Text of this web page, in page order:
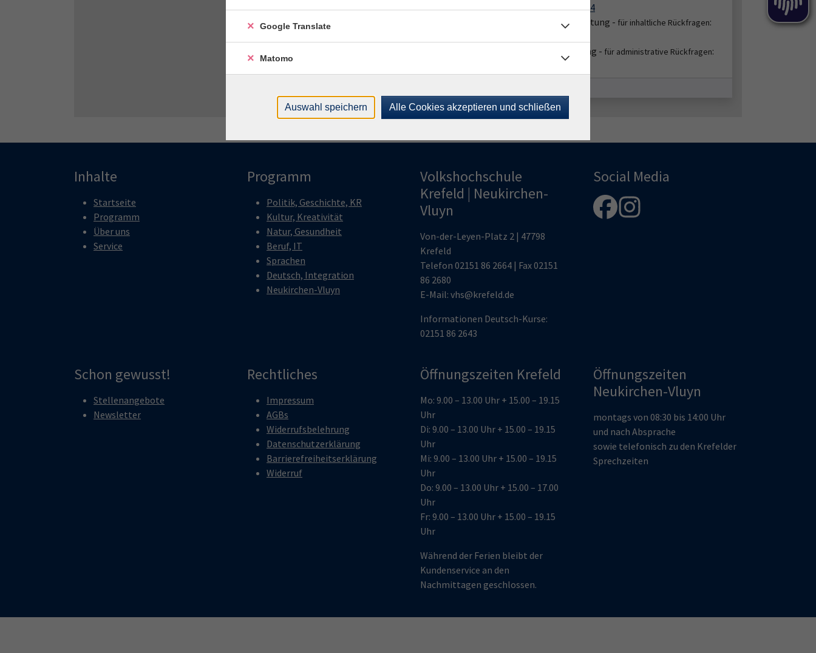
+492151 86-2664
Fachbereichsleitung - für inhaltliche Rückfragen:
Sachbearbeitung - für administrative Rückfragen:
Inhalte
Startseite
Programm
Über uns
Service
Programm
Politik, Geschichte, KR
Kultur, Kreativität
Natur, Gesundheit
Beruf, IT
Sprachen
Deutsch, Integration
Neukirchen-Vluyn
Volkshochschule
Krefeld | Neukirchen-
Vluyn
Von-der-Leyen-Platz 2 | 47798
Krefeld
Telefon 02151 86 2664 | Fax 02151
86 2680
E-Mail: vhs@krefeld.de
Informationen Deutsch-Kurse:
02151 86 2643
Social Media
Schon gewusst!
Stellenangebote
Newsletter
Rechtliches
Impressum
AGBs
Widerrufsbelehrung
Datenschutzerklärung
Barrierefreiheitserklärung
Widerruf
Öffnungszeiten Krefeld
Mo: 9.00 – 13.00 Uhr + 15.00 – 19.15
Uhr
Di: 9.00 – 13.00 Uhr + 15.00 – 19.15
Uhr
Mi: 9.00 – 13.00 Uhr + 15.00 – 19.15
Uhr
Do: 9.00 – 13.00 Uhr + 15.00 – 17.00
Uhr
Fr: 9.00 – 13.00 Uhr + 15.00 – 19.15
Uhr
Während der Ferien bleibt der
Kundenservice an den
Nachmittagen geschlossen.
Öffnungszeiten
Neukirchen-Vluyn
montags von 08:30 bis 14:00 Uhr
und nach Absprache
sowie telefonisch zu den Krefelder
Sprechzeiten
Google Translate
Matomo
Auswahl speichern Alle Cookies akzeptieren und schließen